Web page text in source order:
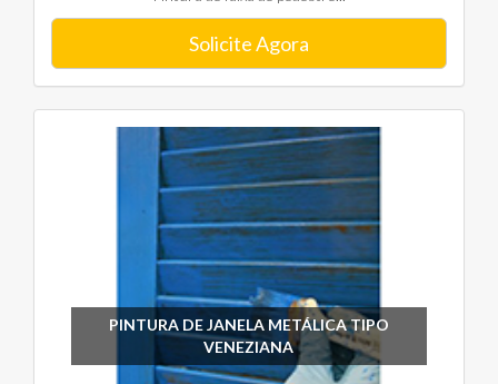
Solicite Agora
PINTURA DE JANELA METÁLICA TIPO
VENEZIANA